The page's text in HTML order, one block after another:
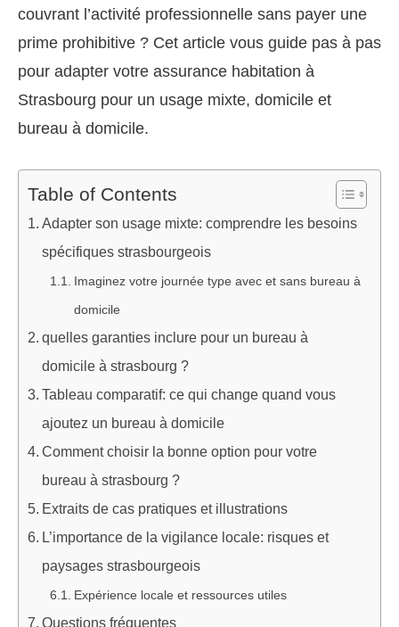
couvrant l’activité professionnelle sans payer une
prime prohibitive ? Cet article vous guide pas à pas
pour adapter votre assurance habitation à
Strasbourg pour un usage mixte, domicile et
bureau à domicile.
Table of Contents
Adapter son usage mixte: comprendre les besoins
spécifiques strasbourgeois
Imaginez votre journée type avec et sans bureau à
domicile
quelles garanties inclure pour un bureau à
domicile à strasbourg ?
Tableau comparatif: ce qui change quand vous
ajoutez un bureau à domicile
Comment choisir la bonne option pour votre
bureau à strasbourg ?
Extraits de cas pratiques et illustrations
L’importance de la vigilance locale: risques et
paysages strasbourgeois
Expérience locale et ressources utiles
Questions fréquentes